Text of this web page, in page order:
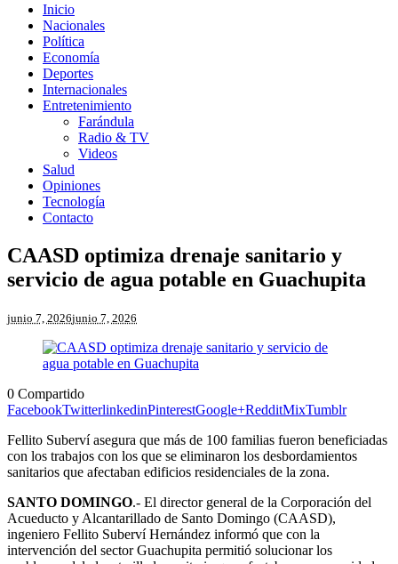
Inicio
Nacionales
Política
Economía
Deportes
Internacionales
Entretenimiento
Farándula
Radio & TV
Videos
Salud
Opiniones
Tecnología
Contacto
CAASD optimiza drenaje sanitario y
servicio de agua potable en Guachupita
junio 7, 2026junio 7, 2026
0 Compartido
FacebookTwitterlinkedinPinterestGoogle+RedditMixTumblr
Fellito Suberví asegura que más de 100 familias fueron beneficiadas
con los trabajos con los que se eliminaron los desbordamientos
sanitarios que afectaban edificios residenciales de la zona.
SANTO DOMINGO.- El director general de la Corporación del
Acueducto y Alcantarillado de Santo Domingo (CAASD),
ingeniero Fellito Suberví Hernández informó que con la
intervención del sector Guachupita permitió solucionar los